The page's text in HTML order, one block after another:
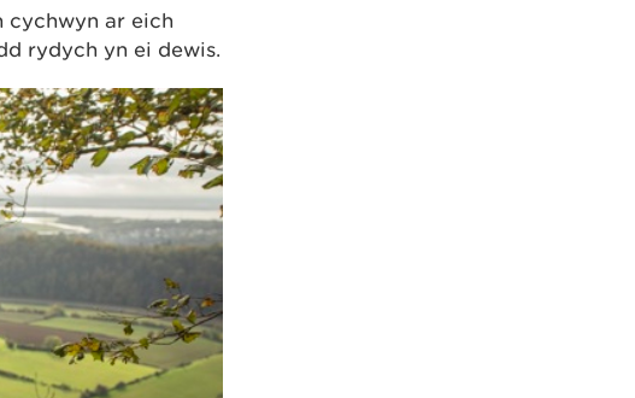
cychwyn ar eich
rydych yn ei dewis.